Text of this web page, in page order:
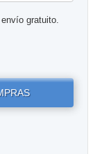
gratuito.